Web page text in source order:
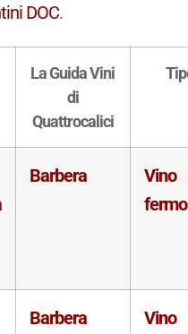
DOC.
La Guida Vini
di
Quattrocalici
Barbera
Vino
fermo
Barbera
Vino